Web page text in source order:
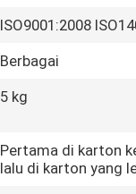
ISO9001:2008
Berbagai
5 kg
Pertama di karton
lalu di karton yang